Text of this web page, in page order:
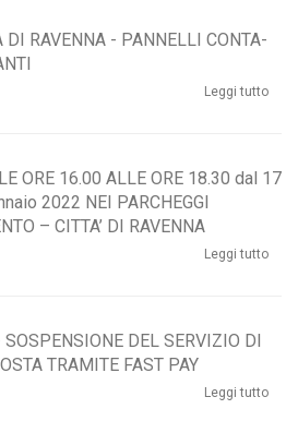
DI RAVENNA - PANNELLI CONTA-
Leggi tutto
ORE 16.00 ALLE ORE 18.30 dal 17
2022 NEI PARCHEGGI
– CITTA’ DI RAVENNA
Leggi tutto
DEL SERVIZIO DI
TRAMITE FAST PAY
Leggi tutto